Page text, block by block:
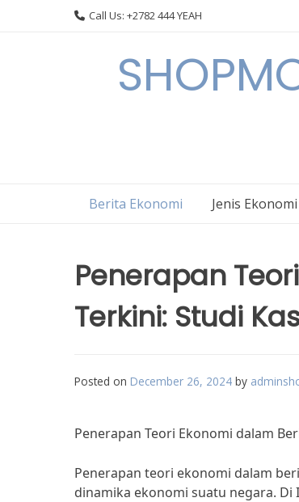
Call Us: +2782 444 YEAH
Berita Ekonomi Jenis Ekonomi
Penerapan
Terkini: Studi
Posted on December 26, 2024 by
Penerapan Teori Ekonomi dalam
Penerapan teori ekonomi dalam
dinamika ekonomi suatu negara.